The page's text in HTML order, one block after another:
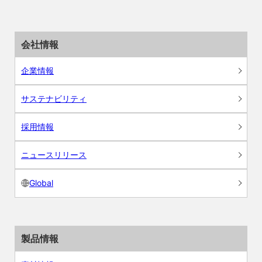
会社情報
企業情報
サステナビリティ
採用情報
ニュースリリース
Global
製品情報